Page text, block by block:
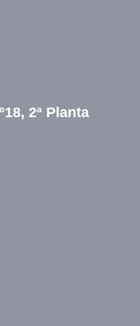
2ª Planta